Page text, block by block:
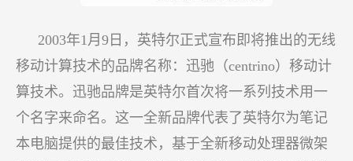
2003年1月9日，英特尔正式宣布即将推出的无线
移动计算技术的品牌名称：迅驰（centrino）移动计
算技术。迅驰品牌是英特尔首次将一系列技术用一
个名字来命名。这一全新品牌代表了英特尔为笔记
本电脑提供的最佳技术，基于全新移动处理器微架